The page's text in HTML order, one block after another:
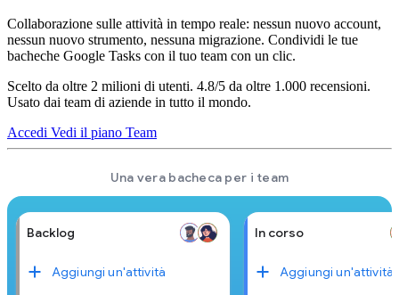
Collaborazione sulle attività in tempo reale: nessun nuovo account,
nessun nuovo strumento, nessuna migrazione. Condividi le tue
bacheche Google Tasks con il tuo team con un clic.
Scelto da oltre 2 milioni di utenti. 4.8/5 da oltre 1.000 recensioni.
Usato dai team di aziende in tutto il mondo.
Accedi Vedi il piano Team
Una vera bacheca per i team
Backlog
Aggiungi un'attività
In corso
Aggiungi un'attività